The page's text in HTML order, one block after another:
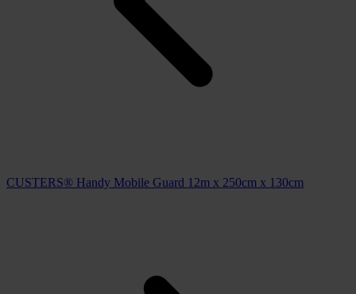
CUSTERS® Handy Mobile Guard 12m x 250cm x 130cm